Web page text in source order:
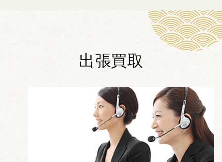
出張買取